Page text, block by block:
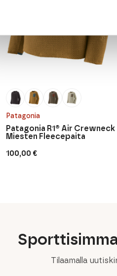
Patagonia
100,00 €
Patagonia R1® Air Crewneck
Miesten Fleecepaita
Tilaamalla